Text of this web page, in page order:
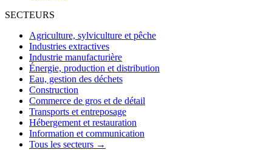
SECTEURS
Agriculture, sylviculture et pêche
Industries extractives
Industrie manufacturière
Énergie, production et distribution
Eau, gestion des déchets
Construction
Commerce de gros et de détail
Transports et entreposage
Hébergement et restauration
Information et communication
Tous les secteurs →